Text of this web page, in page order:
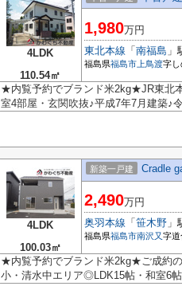
4LDK
110.54㎡
1,980万円
東北本線 「 南福島 」
福島県福島市 上鳥渡字し
★内覧予約でブランド米2kg★JR東北
室4部屋・玄関吹抜♪平成7年7月建築♪
4LDK
100.03㎡
新築一戸建 Cradle
2,490万円
奥羽本線 「 笹木野 」
福島県福島市南沢又字道
★内覧予約でブランド米2kg★ご成約
小・清水中エリア◎LDK15帖・和室6